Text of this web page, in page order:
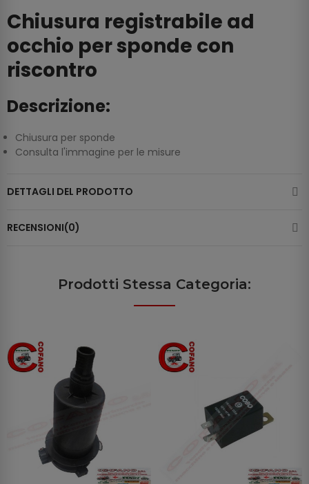
Chiusura registrabile ad
occhio per sponde con
riscontro
Descrizione:
Chiusura per sponde
Consulta l'immagine per le misure
DETTAGLI DEL PRODOTTO
RECENSIONI(0)
Prodotti Stessa Categoria: